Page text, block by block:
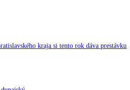
kraja si tento rok dáva prestávku